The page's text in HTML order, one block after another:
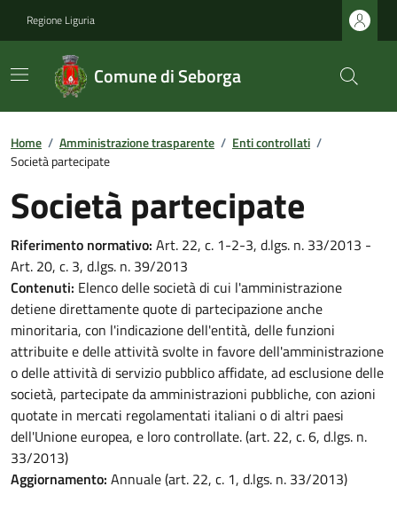
Regione Liguria
Comune di Seborga
Home / Amministrazione trasparente / Enti controllati /
Società partecipate
Società partecipate
Riferimento normativo: Art. 22, c. 1-2-3, d.lgs. n. 33/2013 -
Art. 20, c. 3, d.lgs. n. 39/2013
Contenuti: Elenco delle società di cui l'amministrazione
detiene direttamente quote di partecipazione anche
minoritaria, con l'indicazione dell'entità, delle funzioni
attribuite e delle attività svolte in favore dell'amministrazione
o delle attività di servizio pubblico affidate, ad esclusione delle
società, partecipate da amministrazioni pubbliche, con azioni
quotate in mercati regolamentati italiani o di altri paesi
dell'Unione europea, e loro controllate. (art. 22, c. 6, d.lgs. n.
33/2013)
Aggiornamento: Annuale (art. 22, c. 1, d.lgs. n. 33/2013)